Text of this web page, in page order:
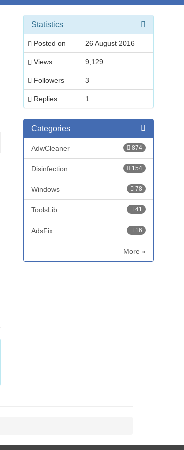
Statistics
Posted on 26 August 2016
Views 9,129
Followers 3
Replies 1
Categories
874
AdwCleaner
154
Disinfection
78
Windows
41
ToolsLib
16
AdsFix
More »